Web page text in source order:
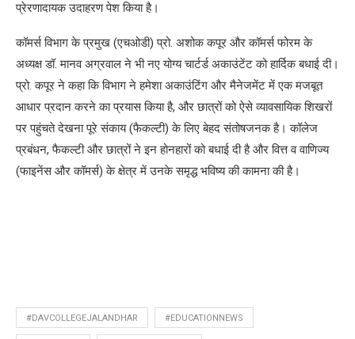
प्रेरणादायक उदाहरण पेश किया है।
कॉमर्स विभाग के प्रमुख (एचओडी) प्रो. अशोक कपूर और कॉमर्स फोरम के
अध्यक्ष डॉ. मानव अग्रवाल ने भी नए योग्य चार्टर्ड अकाउंटेंट को हार्दिक बधाई दी।
प्रो. कपूर ने कहा कि विभाग ने हमेशा अकाउंटिंग और मैनेजमेंट में एक मजबूत
आधार प्रदान करने का प्रयास किया है, और छात्रों को ऐसे व्यावसायिक शिखरों
पर पहुंचते देखना पूरे संकाय (फैकल्टी) के लिए बेहद संतोषजनक है। कॉलेज
प्रबंधन, फैकल्टी और छात्रों ने इन होनहारों को बधाई दी है और वित्त व वाणिज्य
(फाइनेंस और कॉमर्स) के क्षेत्र में उनके समृद्ध भविष्य की कामना की है।
#DAVCOLLEGEJALANDHAR #EDUCATIONNEWS